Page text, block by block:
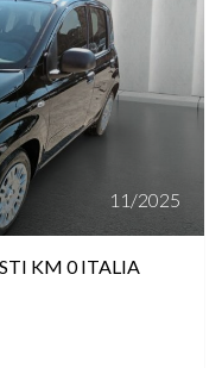
11/2025
KM 0 ITALIA